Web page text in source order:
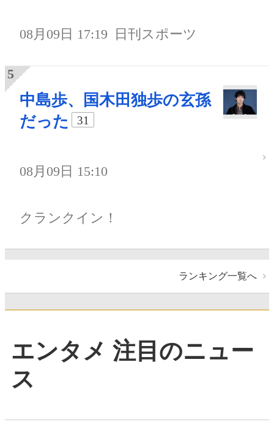
08月09日 17:19 日刊スポーツ
中島歩、国木田独歩の玄孫
だった
31
08月09日 15:10
クランクイン！
ランキング一覧へ
エンタメ 注目のニュー
ス